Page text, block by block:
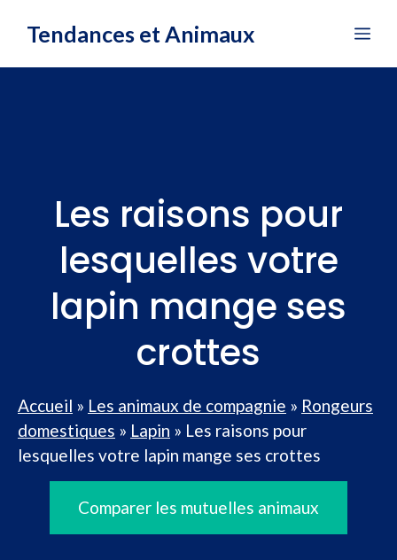
Tendances et Animaux
Les raisons pour
lesquelles votre
lapin mange ses
crottes
Accueil » Les animaux de compagnie » Rongeurs
domestiques » Lapin » Les raisons pour
lesquelles votre lapin mange ses crottes
Comparer les mutuelles animaux